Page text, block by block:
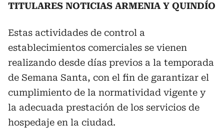
TITULARES NOTICIAS ARMENIA Y QUINDÍO
Estas actividades de control a
establecimientos comerciales se vienen
realizando desde días previos a la temporada
de Semana Santa, con el fin de garantizar el
cumplimiento de la normatividad vigente y
la adecuada prestación de los servicios de
hospedaje en la ciudad.